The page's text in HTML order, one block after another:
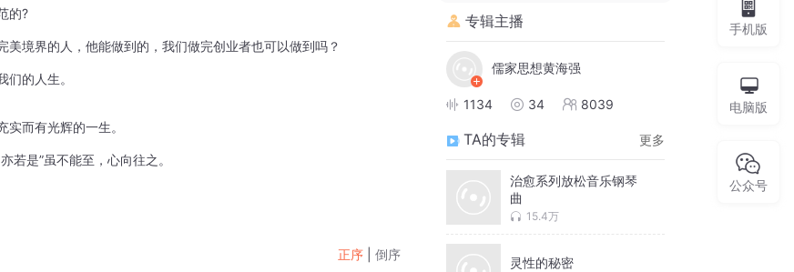
的?
境界的人，他能做到的，我们做完创业者也可以做到吗？
的人生。
而有光辉的一生。
若是”虽不能至，心向往之。
正序 倒序
专辑主播
儒家思想黄海强
1134 34 8039
TA的专辑 更多
治愈系列放松音乐钢琴
曲
15.4万
灵性的秘密
手机版
电脑版
公众号